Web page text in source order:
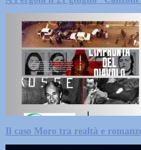
Il caso Moro tra realtà e